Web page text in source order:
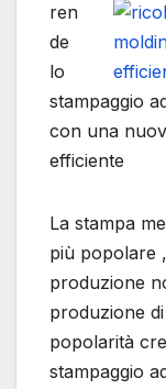
ren
de
lo
stampaggio
con una
efficiente
La stampa
più popolare
produzione
produzione
popolarità
stampaggio